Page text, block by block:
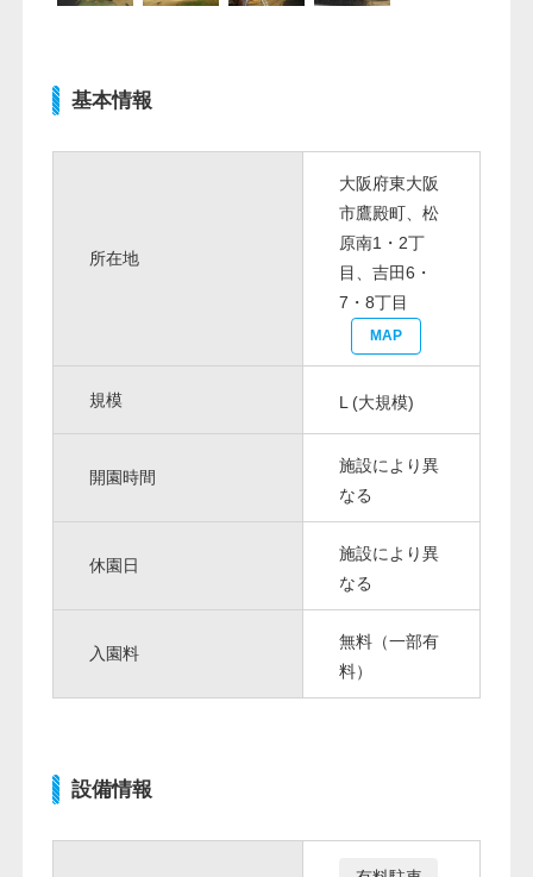
基本情報
所在地
大阪府東大阪
市鷹殿町、松
原南1・2丁
目、吉田6・
7・8丁目
MAP
規模 L (大規模)
開園時間
施設により異
なる
休園日
施設により異
なる
入園料
無料（一部有
料）
設備情報